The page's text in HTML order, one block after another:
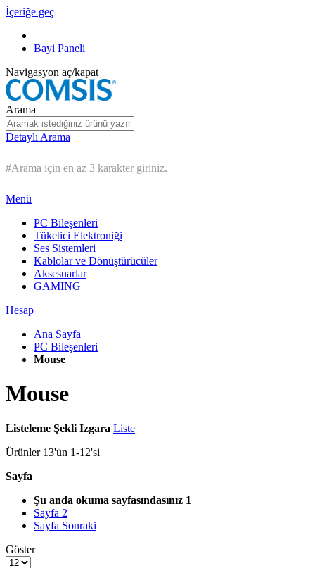
İçeriğe geç
Bayi Paneli
Navigasyon aç/kapat
Arama
Detaylı Arama
#Arama için en az 3 karakter giriniz.
Menü
PC Bileşenleri
Tüketici Elektroniği
Ses Sistemleri
Kablolar ve Dönüştürücüler
Aksesuarlar
GAMING
Hesap
Ana Sayfa
PC Bileşenleri
Mouse
Mouse
Listeleme Şekli Izgara Liste
Ürünler 13'ün 1-12'si
Sayfa
Şu anda okuma sayfasındasınız 1
Sayfa 2
Sayfa Sonraki
Göster